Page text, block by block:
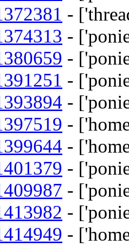
-
-
-
-
-
-
-
-
-
-
-